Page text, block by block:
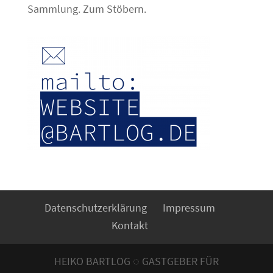
Sammlung. Zum Stöbern.
Datenschutzerklärung
Impressum
Kontakt
HEIKO BARTLOG ◌ GASTGEBER FÜR